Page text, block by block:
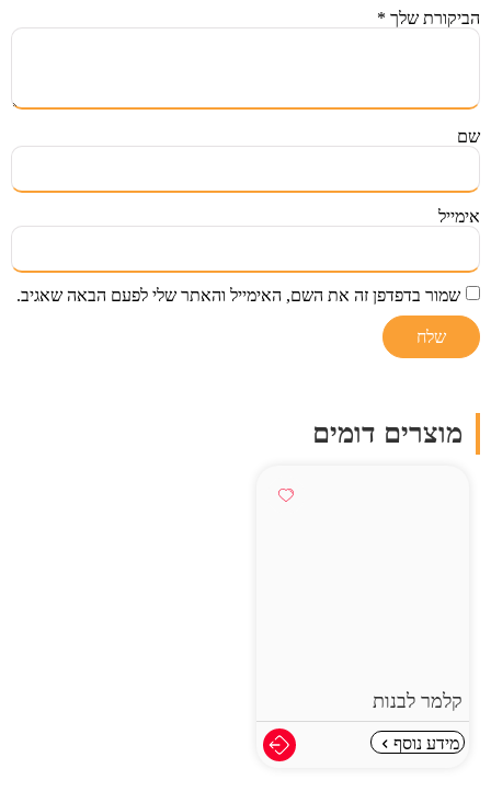
הביקורת שלך *
שם
אימייל
שמור בדפדפן זה את השם, האימייל והאתר שלי לפעם הבאה שאגיב.
מוצרים דומים
קלמר לבנות
מידע נוסף